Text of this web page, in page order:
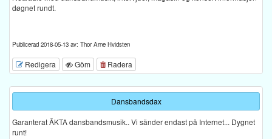
døgnet rundt.
Publicerad 2018-05-13 av: Thor Arne Hvidsten
Redigera Göm Radera
Dansbandsdax
Garanterat ÄKTA dansbandsmusik.. Vi sänder endast på Internet... Dygnet
runt!